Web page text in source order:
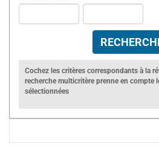
Cochez les critères correspondants à la
recherche multicritère prenne en compte
sélectionnées